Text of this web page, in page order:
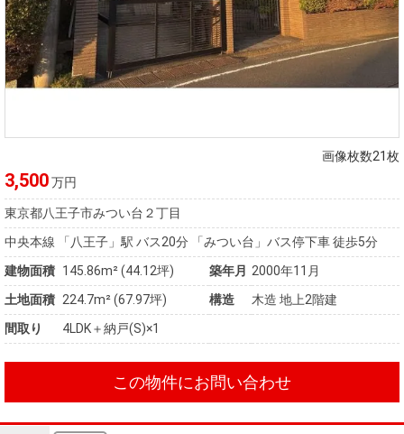
購入向け
サービス
住宅ロー
ンシミュ
レーショ
住まい1プ
ラス（お
役立ちコ
暮らしの
税金の本
（電子ブ
ック）
ラム）
住まいと
暮らしの
売却ガイ
ド
画像枚数21枚
3,500万円
東京都八王子市みつい台２丁目
中央本線 「八王子」駅 バス20分 「みつい台」バス停下車 徒歩5分
建物面積 145.86m² (44.12坪) 築年月 2000年11月
土地面積 224.7m² (67.97坪) 構造
木造 地上2階建
間取り
4LDK＋納戸(S)×1
この物件にお問い合わせ